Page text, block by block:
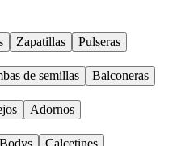
Zapatillas
Pulseras
de semillas
Balconeras
Adornos
Bodys
Calcetines